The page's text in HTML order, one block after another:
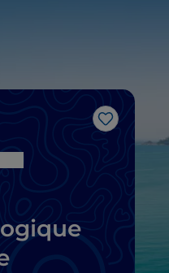
J’aime